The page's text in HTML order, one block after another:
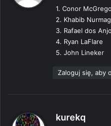
z
e
:
1. Conor
2. Khabib
3. Rafael dos
4. Ryan LaFlare
5. John Lineker
Zaloguj się, aby
kurekq